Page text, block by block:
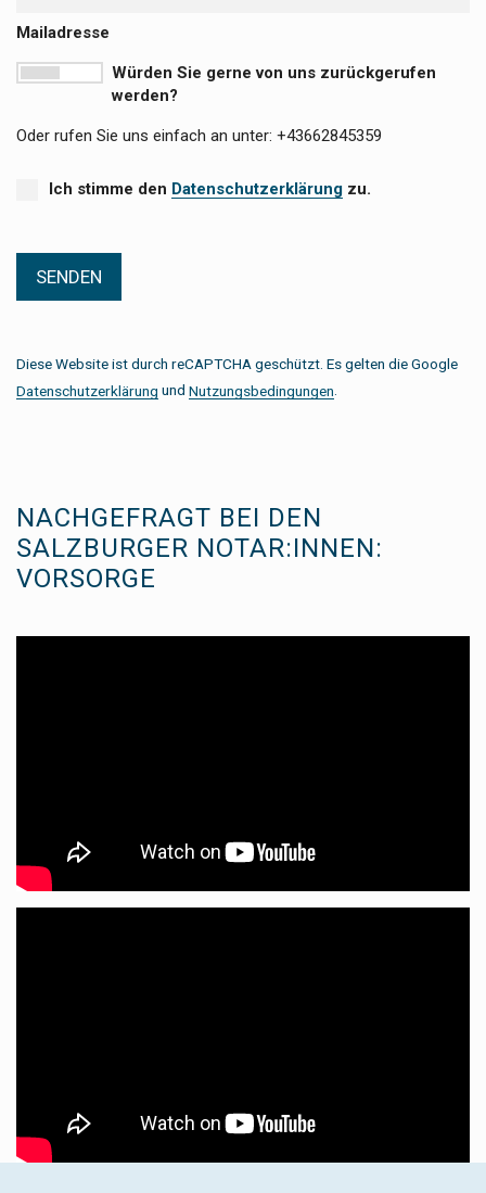
Mailadresse
Würden Sie gerne von uns zurückgerufen
werden?
Oder rufen Sie uns einfach an unter: +43662845359
Ich stimme den Datenschutzerklärung zu.
Diese Website ist durch reCAPTCHA geschützt. Es gelten die Google
Datenschutzerklärung und Nutzungsbedingungen
NACHGEFRAGT BEI DEN
SALZBURGER NOTAR:INNEN:
VORSORGE